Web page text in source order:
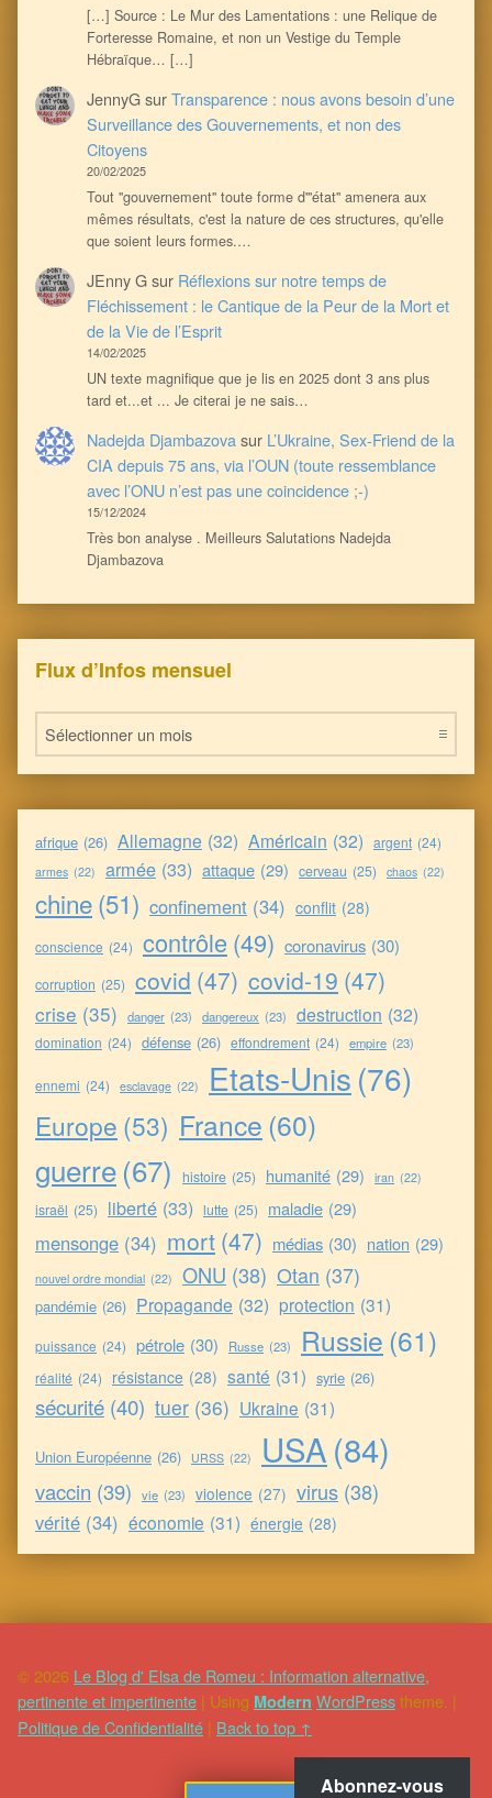
[…] Source : Le Mur des Lamentations : une Relique de
Forteresse Romaine, et non un Vestige du Temple
Hébraïque… […]
JennyGsurTransparence : nous avons besoin d’une
Surveillance des Gouvernements, et non des
Citoyens
20/02/2025
Tout ''gouvernement'' toute forme d'''état'' amenera aux
mêmes résultats, c'est la nature de ces structures, qu'elle
que soient leurs formes.…
JEnny Gsur Réflexions sur notre temps de
Fléchissement : le Cantique de la Peur de la Mort et
de la Vie de l’Esprit
14/02/2025
UN texte magnifique que je lis en 2025 dont 3 ans plus
tard et...et ... Je citerai je ne sais…
Nadejda Djambazovasur L’Ukraine, Sex-Friend de la
CIA depuis 75 ans, via l’OUN (toute ressemblance
avec l’ONU n’est pas une coincidence ;-)
15/12/2024
Très bon analyse . Meilleurs Salutations Nadejda
Djambazova
Flux d’Infos mensuel
Flux d’Infos mensuel
afrique (26) Allemagne (32) Américain (32) argent (24)
armes (22) armée (33) attaque (29) cerveau (25) chaos (22)
chine(51) confinement (34) conflit (28)
conscience (24) contrôle (49) coronavirus (30)
corruption (25) covid (47) covid-19 (47)
crise (35) danger (23) dangereux (23) destruction (32)
domination (24) défense (26) effondrement (24) empire (23)
ennemi (24) esclavage (22) Etats-Unis (76)
Europe (53) France (60)
guerre(67) histoire (25) humanité (29) iran (22)
israël (25) liberté (33) lutte (25) maladie (29)
mensonge (34) mort (47) médias (30) nation (29)
nouvel ordre mondial (22) ONU (38) Otan (37)
pandémie (26) Propagande (32) protection (31)
puissance (24) pétrole (30) Russe (23) Russie (61)
réalité (24) résistance (28) santé (31) syrie (26)
sécurité (40) tuer (36) Ukraine (31)
Union Européenne (26) URSS (22) USA(84)
vaccin (39) vie (23) violence (27) virus (38)
vérité (34) économie (31) énergie (28)
© 2026 Le Blog d' Elsa de Romeu : Information alternative,
pertinente et impertinente | Using Modern WordPresstheme. |
Politique de Confidentialité | Back to top ↑
Abonnez-vous